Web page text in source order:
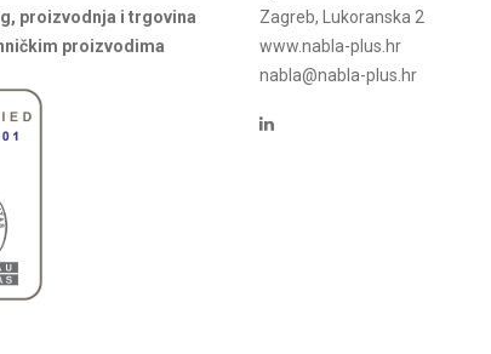
proizvodnja i trgovina
proizvodima
Zagreb, Lukoranska 2
www.nabla-plus.hr
nabla@nabla-plus.hr